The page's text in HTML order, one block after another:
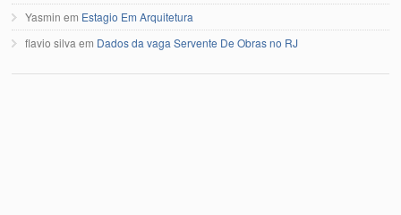
Yasmin em Estagio Em Arquitetura
flavio silva em Dados da vaga Servente De Obras no RJ